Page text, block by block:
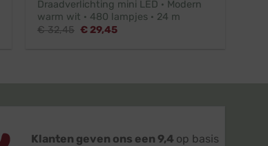
Draadverlichting mini LED · Modern
warm wit · 480 lampjes · 24 m
€32,45 Oorspronkelijke
€ 29,45Huidige
Klanten geven ons een 9,4 op basis